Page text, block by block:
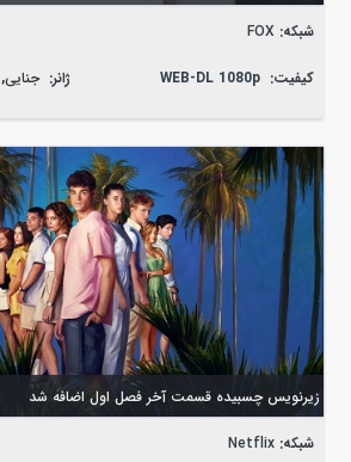
شبکه: FOX
کیفیت: WEB-DL 1080p ژانر: جنایی,
زیرنویس چسبیده قسمت آخر فصل اول اضافه شد
شبکه: Netflix